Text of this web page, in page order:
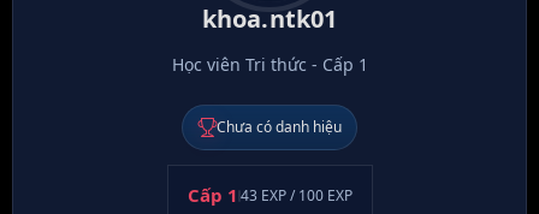
khoa.ntk01
Học viên Tri thức - Cấp 1
Chưa có danh hiệu
Cấp 1 43 EXP / 100 EXP